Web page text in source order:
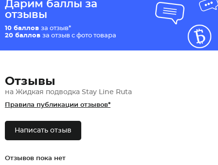
Дарим баллы за
отзывы
10 баллов за отзыв*
20 баллов за отзыв с фото товара
Отзывы
на Жидкая подводка Stay Line Ruta
Правила публикации отзывов*
Написать отзыв
Отзывов пока нет